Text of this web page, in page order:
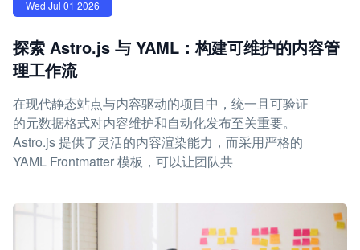
Wed Jul 01 2026
探索 Astro.js 与 YAML：构建可维护的内容管
理工作流
在现代静态站点与内容驱动的项目中，统一且可验证
的元数据格式对内容维护和自动化发布至关重要。
Astro.js 提供了灵活的内容渲染能力，而采用严格的
YAML Frontmatter 模板，可以让团队共